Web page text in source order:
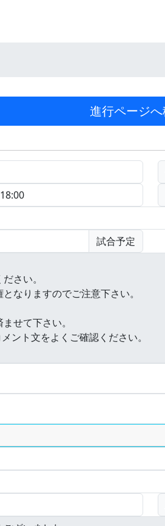
18:00
試合予定